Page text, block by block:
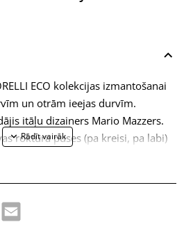
ECO kolekcijas izmantošanai
un otrām ieejas durvīm.
itāļu dizainers Mario Mazzers.
roktura puses (pa kreisi, pa labi)
Email